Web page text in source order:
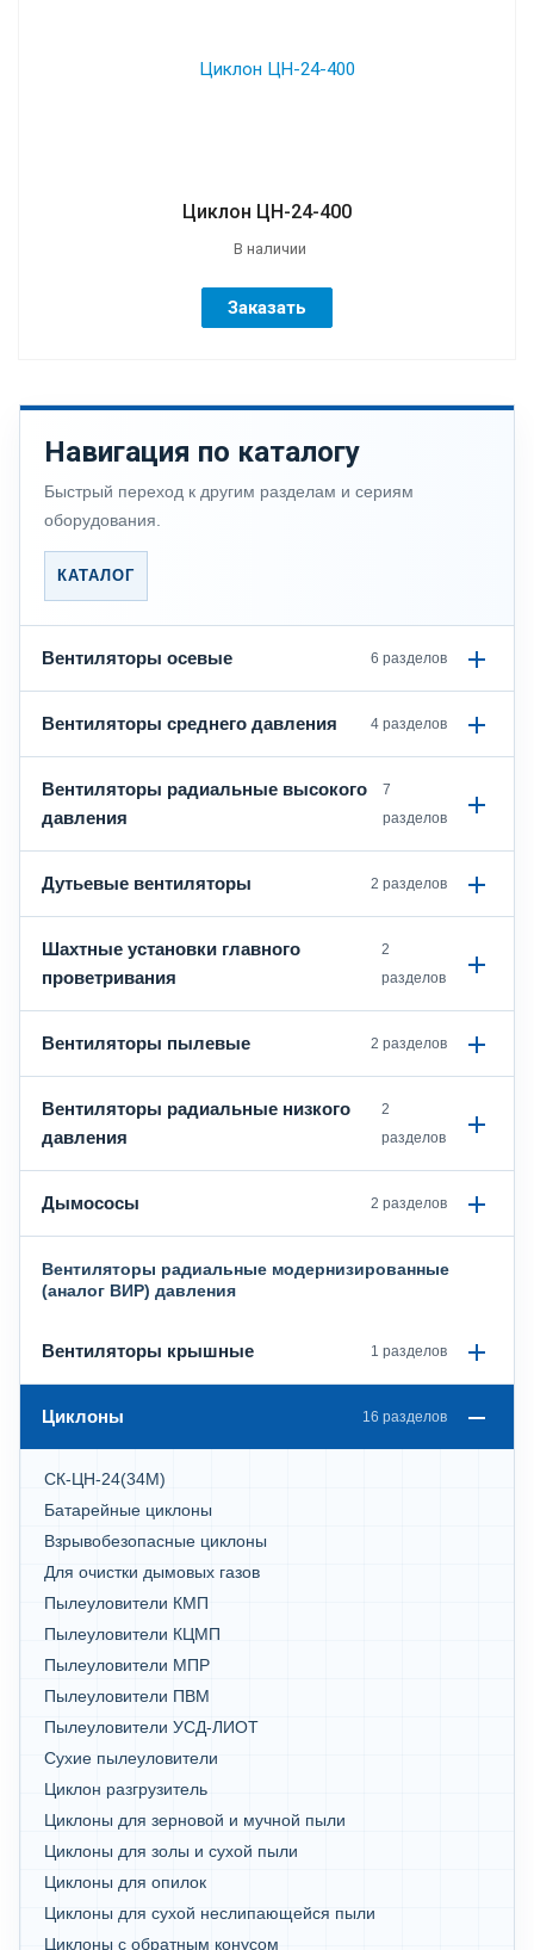
Циклон ЦН-24-400
В наличии
Заказать
Навигация по каталогу
Быстрый переход к другим разделам и сериям
оборудования.
КАТАЛОГ
Вентиляторы осевые 6 разделов
Вентиляторы среднего давления 4 разделов
Вентиляторы радиальные высокого
давления
7
разделов
Дутьевые вентиляторы 2 разделов
Шахтные установки главного
проветривания
2
разделов
Вентиляторы пылевые 2 разделов
Вентиляторы радиальные низкого
давления
2
разделов
Дымососы 2 разделов
Вентиляторы радиальные модернизированные
(аналог ВИР) давления
Вентиляторы крышные 1 разделов
Циклоны 16 разделов
СК-ЦН-24(34М)
Батарейные циклоны
Взрывобезопасные циклоны
Для очистки дымовых газов
Пылеуловители КМП
Пылеуловители КЦМП
Пылеуловители МПР
Пылеуловители ПВМ
Пылеуловители УСД-ЛИОТ
Сухие пылеуловители
Циклон разгрузитель
Циклоны для зерновой и мучной пыли
Циклоны для золы и сухой пыли
Циклоны для опилок
Циклоны для сухой неслипающейся пыли
Циклоны с обратным конусом